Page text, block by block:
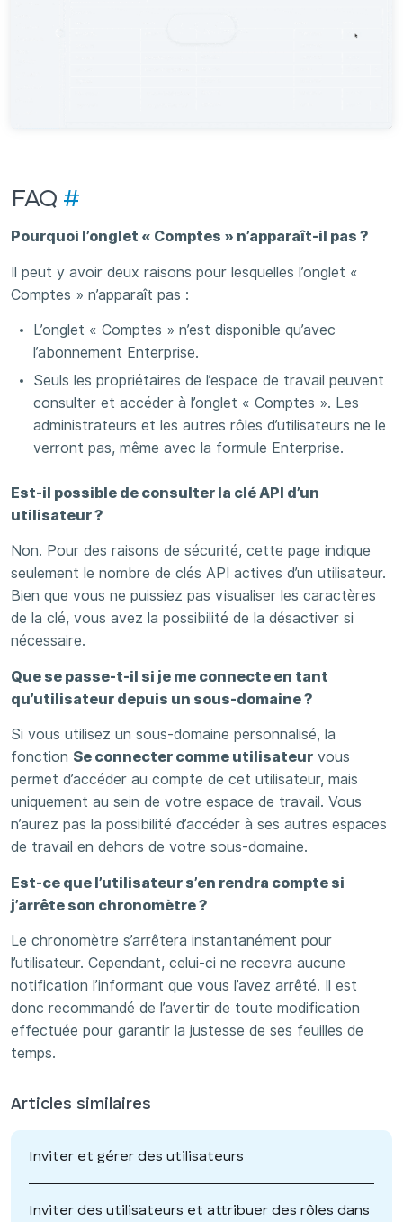
FAQ #
Pourquoi l’onglet « Comptes » n’apparaît-il pas ?
Il peut y avoir deux raisons pour lesquelles l’onglet «
Comptes » n’apparaît pas :
L’onglet « Comptes » n’est disponible qu’avec
l’abonnement Enterprise.
Seuls les propriétaires de l’espace de travail peuvent
consulter et accéder à l’onglet « Comptes ». Les
administrateurs et les autres rôles d’utilisateurs ne le
verront pas, même avec la formule Enterprise.
Est-il possible de consulter la clé API d’un
utilisateur ?
Non. Pour des raisons de sécurité, cette page indique
seulement le nombre de clés API actives d’un utilisateur.
Bien que vous ne puissiez pas visualiser les caractères
de la clé, vous avez la possibilité de la désactiver si
nécessaire.
Que se passe-t-il si je me connecte en tant
qu’utilisateur depuis un sous-domaine ?
Si vous utilisez un sous-domaine personnalisé, la
fonction Se connecter comme utilisateur vous
permet d’accéder au compte de cet utilisateur, mais
uniquement au sein de votre espace de travail. Vous
n’aurez pas la possibilité d’accéder à ses autres espaces
de travail en dehors de votre sous-domaine.
Est-ce que l’utilisateur s’en rendra compte si
j’arrête son chronomètre ?
Le chronomètre s’arrêtera instantanément pour
l’utilisateur. Cependant, celui-ci ne recevra aucune
notification l’informant que vous l’avez arrêté. Il est
donc recommandé de l’avertir de toute modification
effectuée pour garantir la justesse de ses feuilles de
temps.
Articles similaires
Inviter et gérer des utilisateurs
Inviter des utilisateurs et attribuer des rôles dans